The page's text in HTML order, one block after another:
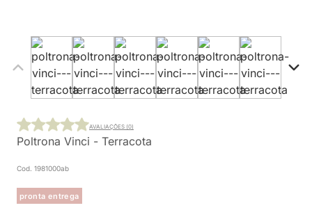
Poltrona Vinci - Terracota
Cod. 1981000ab
pronta entrega
AVALIAÇÕES (0)